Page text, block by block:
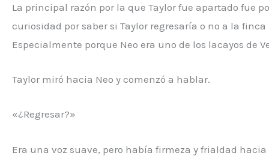
La principal razón por la que Taylor fue apartado fue
curiosidad por saber si Taylor regresaría o no a la
Especialmente porque Neo era uno de los lacayos de
Taylor miró hacia Neo y comenzó a hablar.
«¿Regresar?»
Era una voz suave, pero había firmeza y frialdad hacia